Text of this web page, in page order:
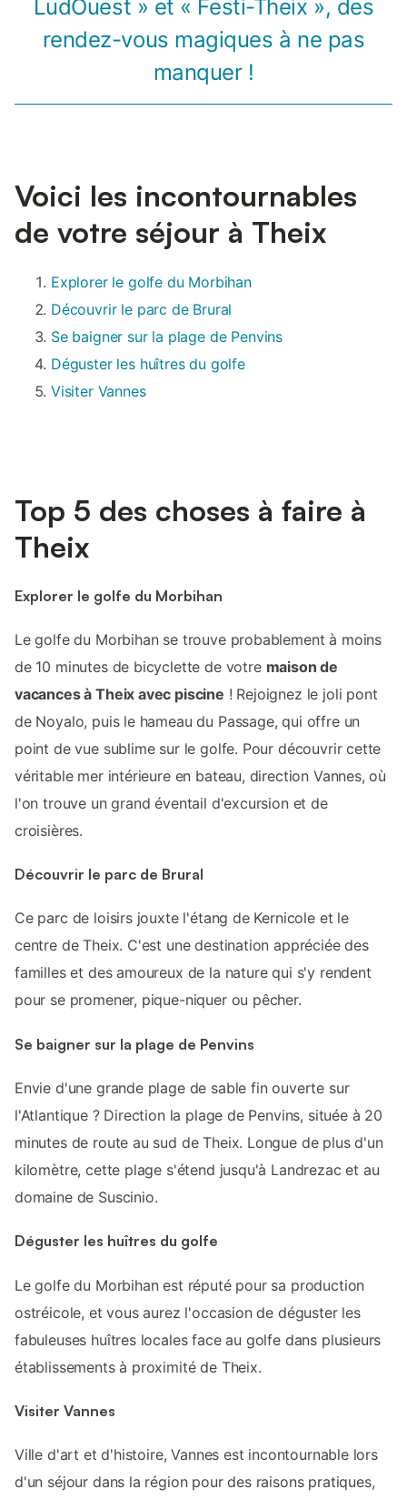
LudOuest » et « Festi-Theix », des
rendez-vous magiques à ne pas
manquer !
Voici les incontournables
de votre séjour à Theix
Explorer le golfe du Morbihan
Découvrir le parc de Brural
Se baigner sur la plage de Penvins
Déguster les huîtres du golfe
Visiter Vannes
Top 5 des choses à faire à
Theix
Explorer le golfe du Morbihan
Le golfe du Morbihan se trouve probablement à moins
de 10 minutes de bicyclette de votre maison de
vacances à Theix avec piscine ! Rejoignez le joli pont
de Noyalo, puis le hameau du Passage, qui offre un
point de vue sublime sur le golfe. Pour découvrir cette
véritable mer intérieure en bateau, direction Vannes, où
l'on trouve un grand éventail d'excursion et de
croisières.
Découvrir le parc de Brural
Ce parc de loisirs jouxte l'étang de Kernicole et le
centre de Theix. C'est une destination appréciée des
familles et des amoureux de la nature qui s'y rendent
pour se promener, pique-niquer ou pêcher.
Se baigner sur la plage de Penvins
Envie d'une grande plage de sable fin ouverte sur
l'Atlantique ? Direction la plage de Penvins, située à 20
minutes de route au sud de Theix. Longue de plus d'un
kilomètre, cette plage s'étend jusqu'à Landrezac et au
domaine de Suscinio.
Déguster les huîtres du golfe
Le golfe du Morbihan est réputé pour sa production
ostréicole, et vous aurez l'occasion de déguster les
fabuleuses huîtres locales face au golfe dans plusieurs
établissements à proximité de Theix.
Visiter Vannes
Ville d'art et d'histoire, Vannes est incontournable lors
d'un séjour dans la région pour des raisons pratiques,